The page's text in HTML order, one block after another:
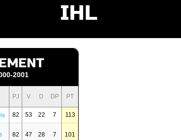
IHL
2001
PJ V D DP PT
82 53 22 7 113
82 47 28 7 101